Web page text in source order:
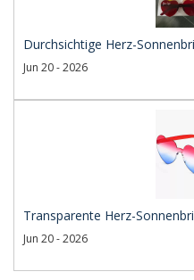
Durchsichtige Herz-
Jun 20 - 2026
Transparente Herz-
Jun 20 - 2026